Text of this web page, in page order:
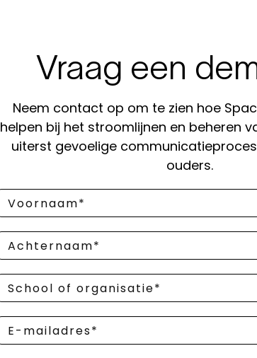
Vraag een
Neem contact op om te zien hoe
helpen bij het stroomlijnen en beheren
uiterst gevoelige
ouders.